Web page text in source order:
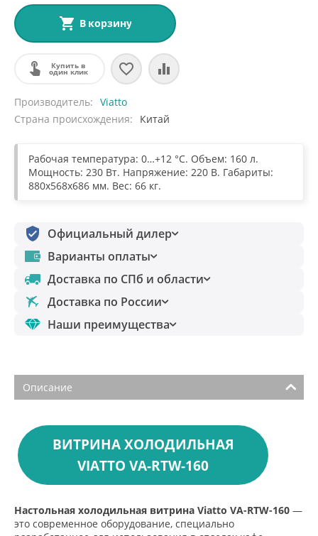
В корзину
Купить в
один клик
Производитель
Viatto
Страна происхождения
Китай
Рабочая температура: 0…+12 °С. Объем: 160 л.
Мощность: 230 Вт. Напряжение: 220 В. Габариты:
880х568х686 мм. Вес: 66 кг.
Официальный дилер
Варианты оплаты
Доставка по СПб и области
Доставка по России
Наши преимущества
Описание
ВИТРИНА ХОЛОДИЛЬНАЯ
VIATTO VA-RTW-160
Настольная холодильная витрина Viatto VA-RTW-160 —
это современное оборудование, специально